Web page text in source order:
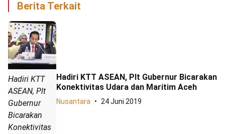
Berita Terkait
Hadiri KTT
ASEAN, Plt
Gubernur
Bicarakan
Konektivitas
Hadiri KTT ASEAN, Plt Gubernur Bicarakan
Konektivitas Udara dan Maritim Aceh
Nusantara 24 Juni 2019